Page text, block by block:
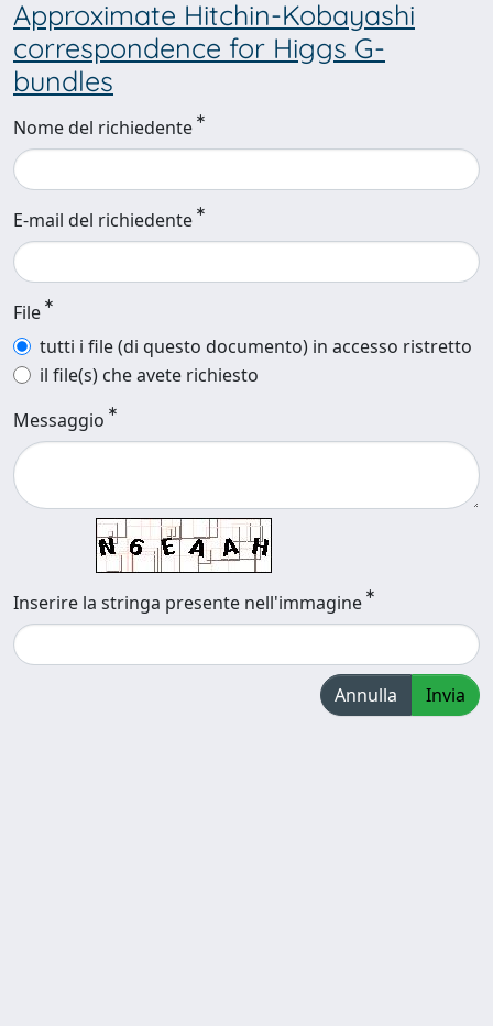
Approximate Hitchin-Kobayashi
correspondence for Higgs G-
bundles
Nome del richiedente
E-mail del richiedente
File
tutti i file (di questo documento) in accesso ristretto
il file(s) che avete richiesto
Messaggio
Inserire la stringa presente nell'immagine
Annulla Invia